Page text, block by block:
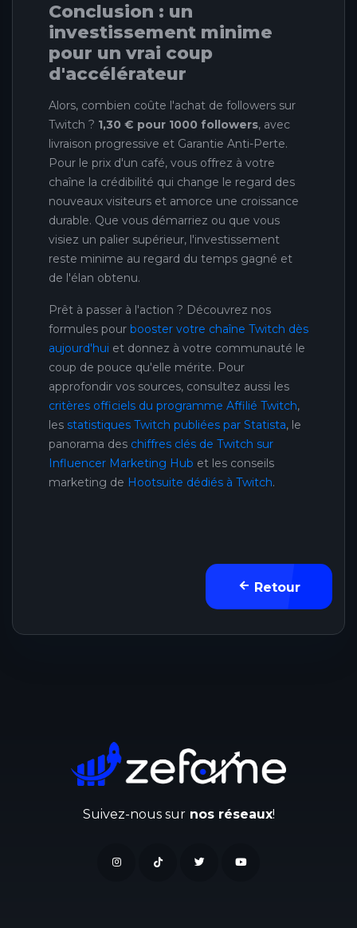
Conclusion : un
investissement minime
pour un vrai coup
d'accélérateur
Alors, combien coûte l'achat de followers sur
Twitch ? 1,30 € pour 1000 followers, avec
livraison progressive et Garantie Anti-Perte.
Pour le prix d'un café, vous offrez à votre
chaîne la crédibilité qui change le regard des
nouveaux visiteurs et amorce une croissance
durable. Que vous démarriez ou que vous
visiez un palier supérieur, l'investissement
reste minime au regard du temps gagné et
de l'élan obtenu.
Prêt à passer à l'action ? Découvrez nos
formules pour booster votre chaîne Twitch dès
aujourd'hui et donnez à votre communauté le
coup de pouce qu'elle mérite. Pour
approfondir vos sources, consultez aussi les
critères officiels du programme Affilié Twitch,
les statistiques Twitch publiées par Statista, le
panorama des chiffres clés de Twitch sur
Influencer Marketing Hub et les conseils
marketing de Hootsuite dédiés à Twitch.
Retour
Suivez-nous surnos réseaux!